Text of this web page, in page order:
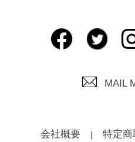
MAIL
会社概要 特定